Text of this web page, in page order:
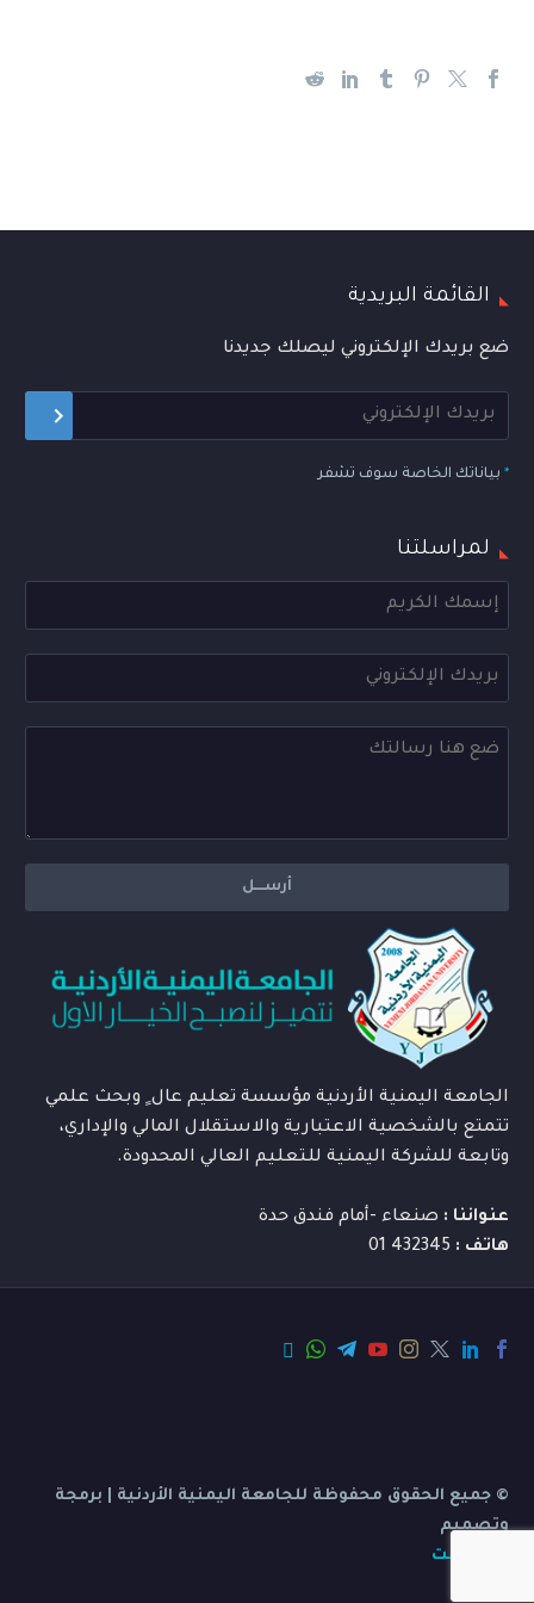
القائمة البريدية
ضع بريدك الإلكتروني ليصلك جديدنا
* بياناتك الخاصة سوف تشفر
لمراسلتنا
الجامعة اليمنية الأردنية مؤسسة تعليم عال ٍ وبحث علمي
تتمتع بالشخصية الاعتبارية والاستقلال المالي والإداري،
وتابعة للشركة اليمنية للتعليم العالي المحدودة.
عنواننا : صنعاء -أمام فندق حدة
هاتف :
© جميع الحقوق محفوظة للجامعة اليمنية الأردنية | برمجة
وتصميم
بي ديفرنت